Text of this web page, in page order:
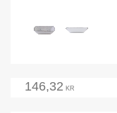
146,32 KR